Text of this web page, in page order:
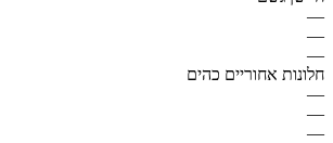
—
—
—
חלונות אחוריים כהים
—
—
—